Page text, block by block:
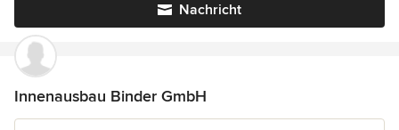
Nachricht
Innenausbau Binder GmbH